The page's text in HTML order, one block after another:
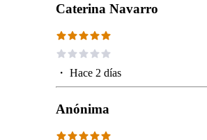
Caterina Navarro
・ Hace 2 días
Anónima